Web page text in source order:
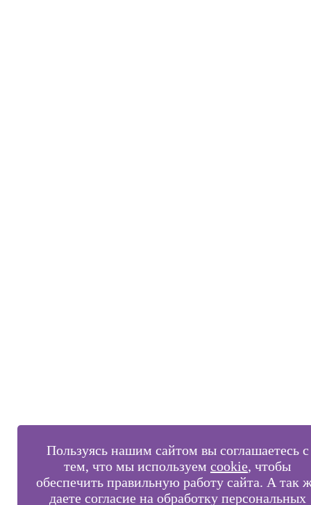
Пользуясь нашим сайтом вы соглашаетесь с
тем, что мы используем cookie, чтобы
обеспечить правильную работу сайта. А так
даете согласие на обработку персональных